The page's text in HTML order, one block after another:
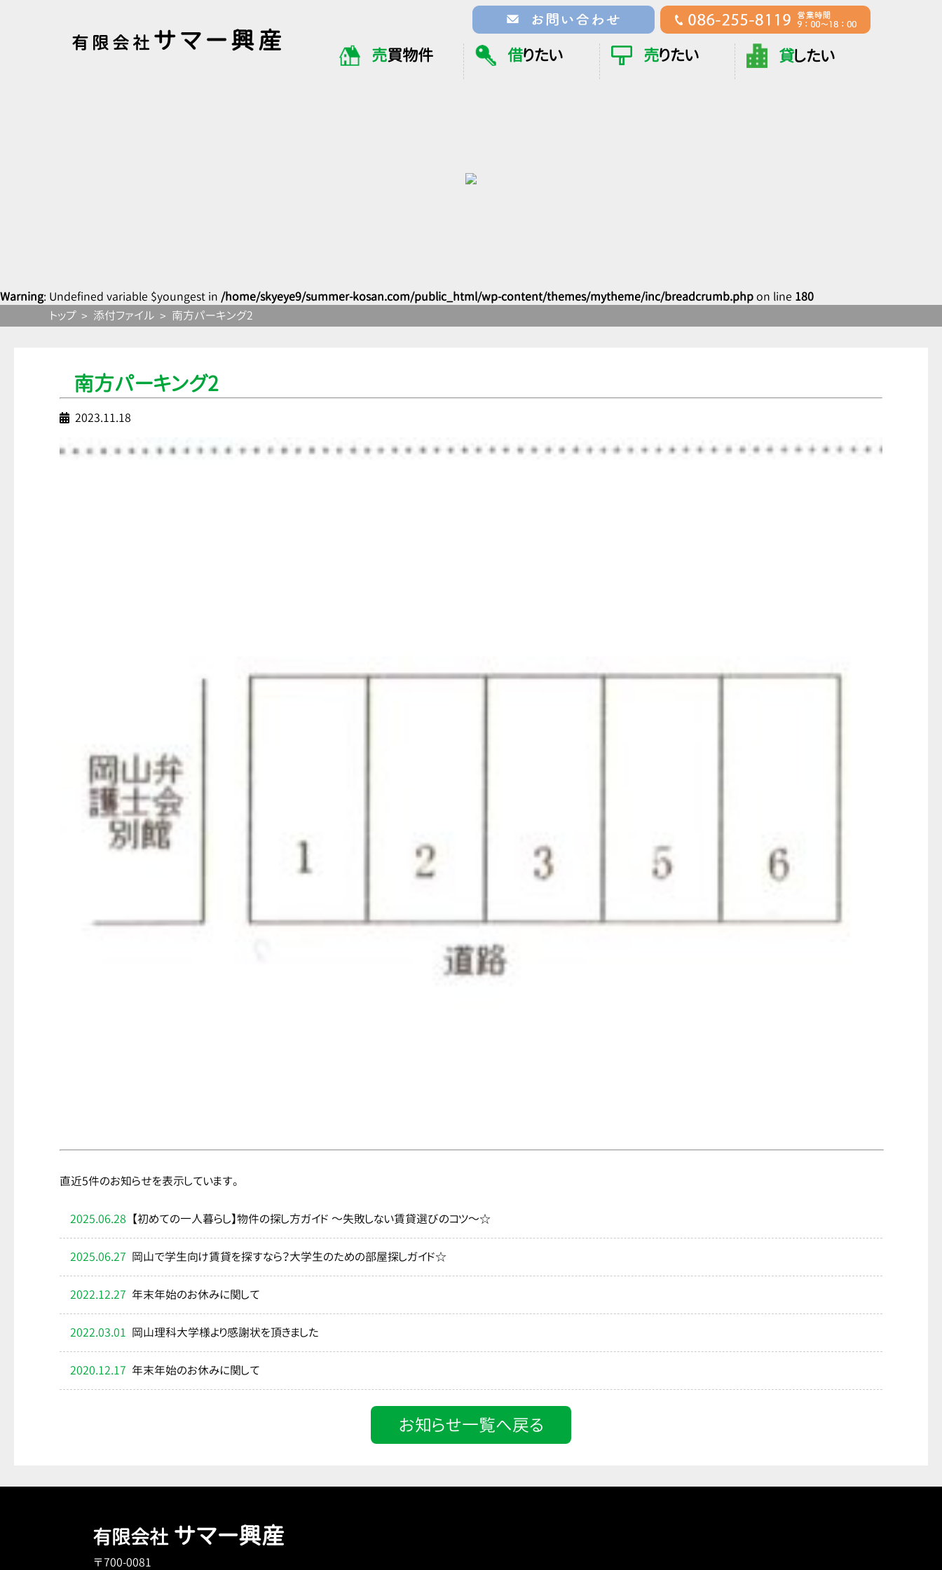
有限会社 サマー興産 売買物件 借りたい 売りたい 貸したい
Warning: Undefined variable $youngest in /home/skyeye9/summer-kosan.com/public_html/wp-content/themes/mytheme/inc/breadcrumb.phpon line 180
トップ
添付ファイル 南方パーキング2
南方パーキング2
2023.11.18
直近5件のお知らせを表示しています。
2025.06.28 【初めての一人暮らし】物件の探し方ガイド ～失敗しない賃貸選びのコツ～☆
2025.06.27 岡山で学生向け賃貸を探すなら？大学生のための部屋探しガイド☆
2022.12.27 年末年始のお休みに関して
2022.03.01 岡山理科大学様より感謝状を頂きました
2020.12.17 年末年始のお休みに関して
お知らせ一覧へ戻る
有限会社サマー興産
〒700-0081